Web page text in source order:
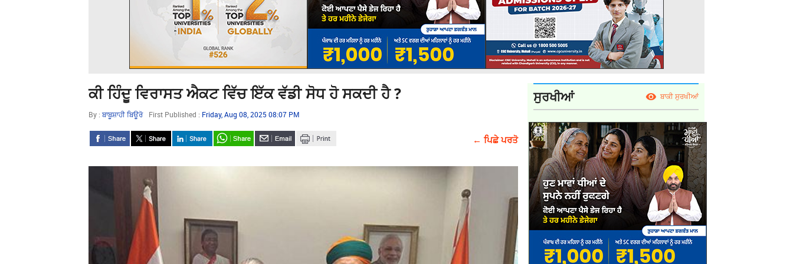
ਕੀ ਹਿੰਦੂ ਵਿਰਾਸਤ ਐਕਟ ਵਿੱਚ ਇੱਕ ਵੱਡੀ ਸੋਧ ਹੋ ਸਕਦੀ ਹੈ ?
By : ਬਾਬੂਸ਼ਾਹੀ ਬਿਊਰੋ First Published : Friday, Aug 08, 2025 08:07 PM
← ਪਿਛੇ ਪਰਤੋ
ਸੁਰਖੀਆਂ ਬਾਕੀ ਸੁਰਖੀਆਂ